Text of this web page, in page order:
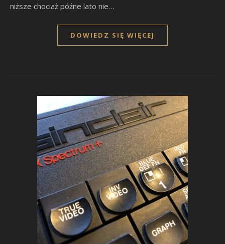
niższe chociaż późne lato nie…
DOWIEDZ SIĘ WIĘCEJ